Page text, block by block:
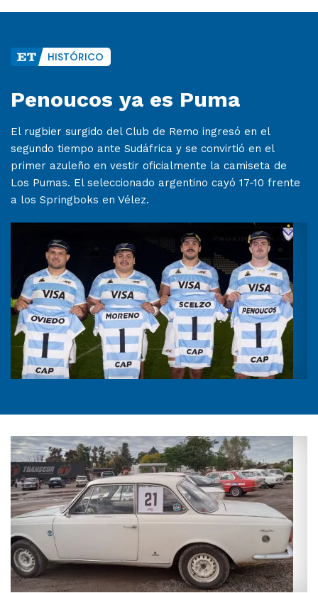
HISTÓRICO
Penoucos ya es Puma
El rugbier surgido del Club de Remo ingresó en el
segundo tiempo ante Sudáfrica y se convirtió en el
primer azuleño en vestir oficialmente la camiseta de
Los Pumas. El seleccionado argentino cayó 17-10 frente
a los Springboks en Vélez.